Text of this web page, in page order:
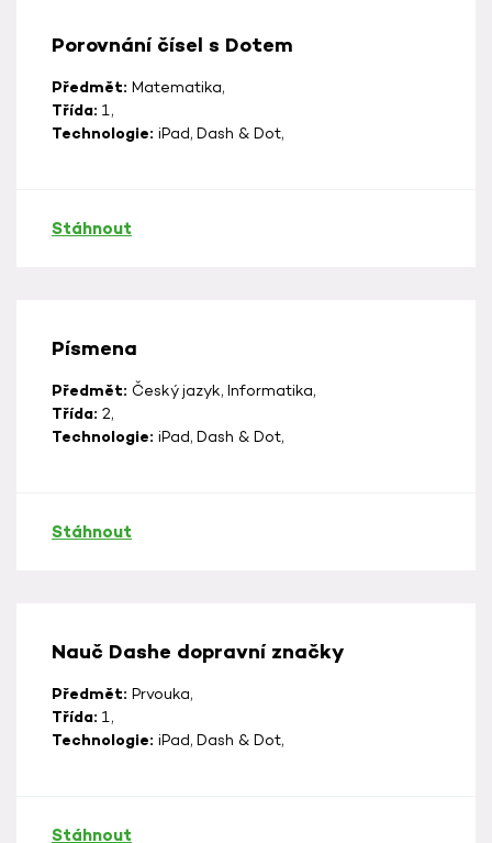
Porovnání čísel s Dotem
Předmět: Matematika,
Třída: 1,
Technologie: iPad, Dash & Dot,
Stáhnout
Písmena
Předmět: Český jazyk, Informatika,
Třída: 2,
Technologie: iPad, Dash & Dot,
Stáhnout
Nauč Dashe dopravní značky
Předmět: Prvouka,
Třída: 1,
Technologie: iPad, Dash & Dot,
Stáhnout